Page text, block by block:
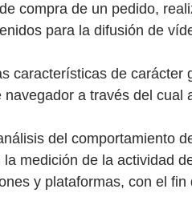
compra de un pedido,
para la difusión de
características de
a través del
del comportamiento
medición de la actividad
y plataformas, con el